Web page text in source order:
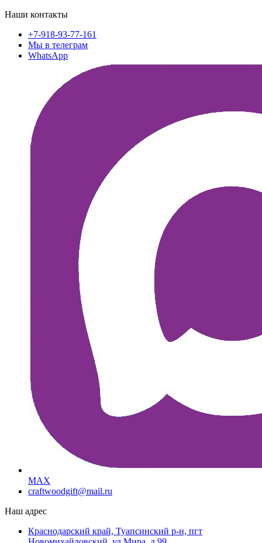
Наши контакты
+7-918-93-77-161
Мы в телеграм
WhatsApp
MAX
craftwoodgift@mail.ru
Наш адрес
Краснодарский край, Туапсинский р-н, пгт